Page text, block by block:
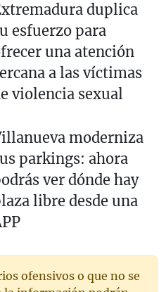
duplica
esfuerzo para
una atención
a las víctimas
violencia sexual
moderniza
parkings: ahora
ver dónde hay
libre desde una
ofensivos o que no se